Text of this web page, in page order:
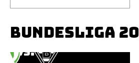
BUNDESLIGA